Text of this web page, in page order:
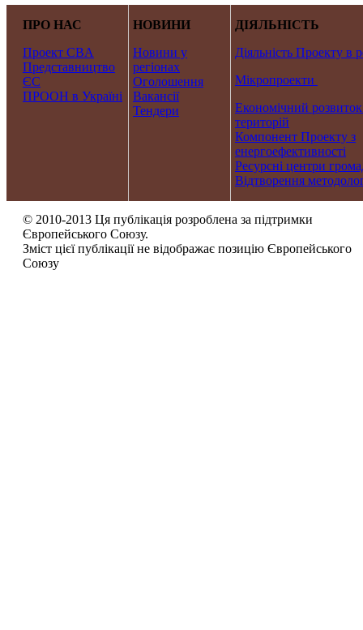
ПРО НАС
Проект CBA
Представництво
ЄС
ПРООН в Україні
НОВИНИ
Новини у
регіонах
Оголошення
Вакансії
Тендери
ДІЯЛЬНІСТЬ
Діяльність Проекту в
Мікропроекти
Економічний розвиток
територій
Компонент Проекту з
енергоефективності
Ресурсні центри
Відтворення
© 2010-2013 Ця публікація розроблена за підтримки
Європейського Союзу.
Зміст цієї публікації не відображає позицію Європейського
Союзу